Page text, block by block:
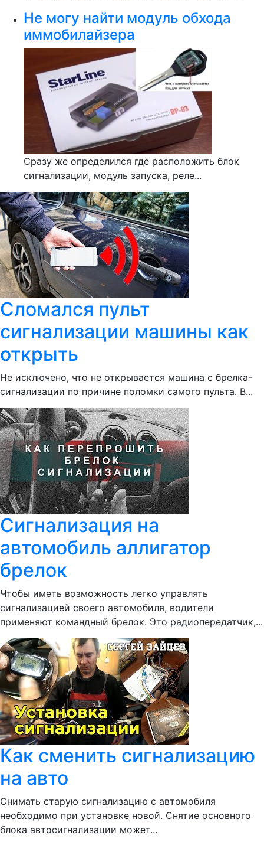
Не могу найти модуль обхода
иммобилайзера
Сразу же определился где расположить блок
сигнализации, модуль запуска, реле...
Сломался пульт
сигнализации машины как
открыть
Не исключено, что не открывается машина с брелка-
сигнализации по причине поломки самого пульта. В...
Сигнализация на
автомобиль аллигатор
брелок
Чтобы иметь возможность легко управлять
сигнализацией своего автомобиля, водители
применяют командный брелок. Это радиопередатчик,...
Как сменить сигнализацию
на авто
Снимать старую сигнализацию с автомобиля
необходимо при установке новой. Снятие основного
блока автосигнализации может...